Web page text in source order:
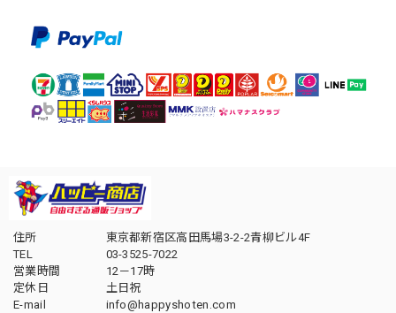
住所
東京都新宿区高田馬場3-2-2青柳ビル4F
TEL
03-3525-7022
営業時間
12－17時
定休日
土日祝
E-mail
info@happyshoten.com